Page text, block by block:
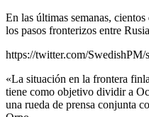
En las últimas semanas,
los pasos fronterizos entre
https://twitter.com/
«La situación en la frontera
tiene como objetivo dividir a
una rueda de prensa conjunta